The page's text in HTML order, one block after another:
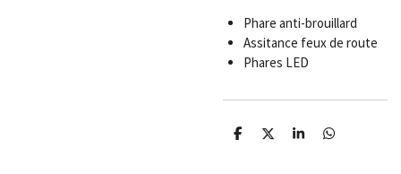
Phare anti-brouillard
Assitance feux de route
Phares LED
P
P
P
P